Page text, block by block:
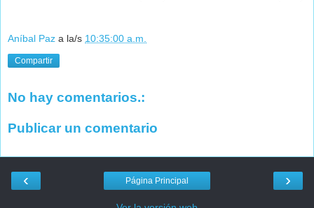
Aníbal Paz a la/s 10:35:00 a.m.
Compartir
No hay comentarios.:
Publicar un comentario
‹ ›
Página Principal